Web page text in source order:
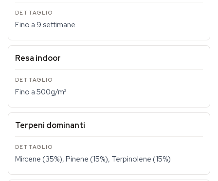
Fino a 9 settimane
Resa indoor
Fino a 500g/m²
Terpeni dominanti
Mircene (35%), Pinene (15%), Terpinolene (15%)